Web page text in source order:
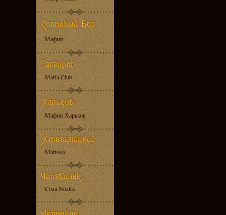
Мафия
Mafia Club
Мафия Харьков
Mafioso
Cosa Nostra